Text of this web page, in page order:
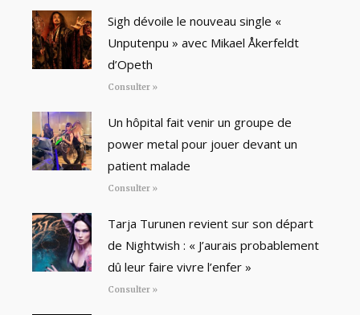
Sigh dévoile le nouveau single «
Unputenpu » avec Mikael Åkerfeldt
d’Opeth
Consulter »
Un hôpital fait venir un groupe de
power metal pour jouer devant un
patient malade
Consulter »
Tarja Turunen revient sur son départ
de Nightwish : « J’aurais probablement
dû leur faire vivre l’enfer »
Consulter »